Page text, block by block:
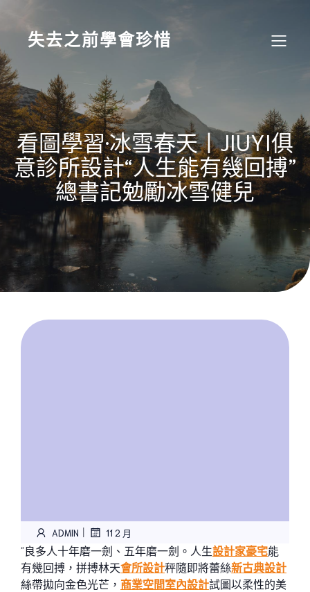
content
失去之前學會珍惜
看圖學習·冰雪春天丨JIUYI俱
意診所設計“人生能有幾回搏”
總書記勉勵冰雪健兒
ADMIN | 11 2 月
“良多人十年磨一劍、五年磨一劍。人生設計家豪宅能
有幾回搏，拼搏林天會所設計秤隨即將蕾絲新古典設計
絲帶拋向金色光芒， 商業空間室內設計試圖以柔性的美